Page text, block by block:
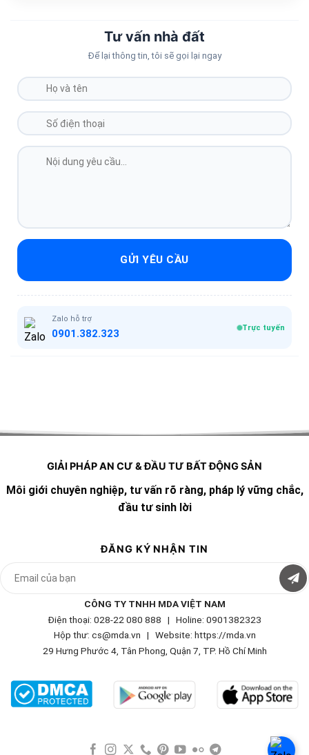
Tư vấn nhà đất
Để lại thông tin, tôi sẽ gọi lại ngay
GỬI YÊU CẦU
Zalo hỗ trợ
0901.382.323 Trực tuyến
GIẢI PHÁP AN CƯ & ĐẦU TƯ BẤT ĐỘNG SẢN
Môi giới chuyên nghiệp, tư vấn rõ ràng, pháp lý vững chắc,
đầu tư sinh lời
ĐĂNG KÝ NHẬN TIN
CÔNG TY TNHH MDA VIỆT NAM
Điện thoại: 028-22 080 888 | Holine: 0901382323
Hộp thư: cs@mda.vn | Website: https://mda.vn
29 Hưng Phước 4, Tân Phong, Quận 7, TP. Hồ Chí Minh